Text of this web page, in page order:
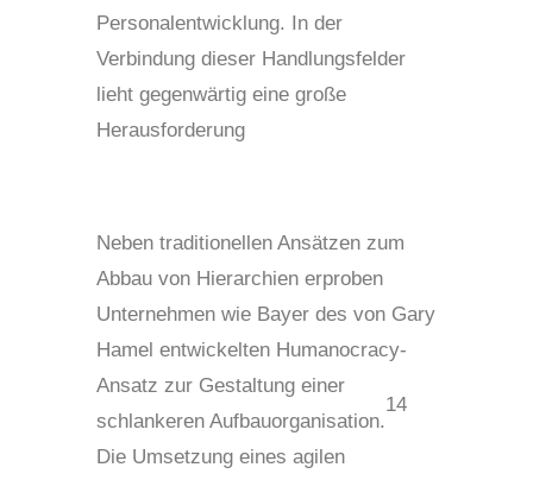
Personalentwicklung. In der
Verbindung dieser Handlungsfelder
lieht gegenwärtig eine große
Herausforderung
Neben traditionellen Ansätzen zum
Abbau von Hierarchien erproben
Unternehmen wie Bayer des von Gary
Hamel entwickelten Humanocracy-
Ansatz zur Gestaltung einer
schlankeren Aufbauorganisation.
14
Die Umsetzung eines agilen